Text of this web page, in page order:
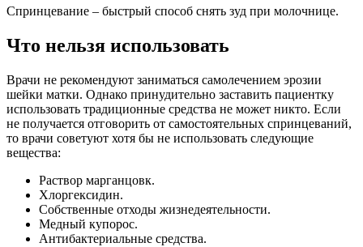
Спринцевание – быстрый способ снять зуд при молочнице.
Что нельзя использовать
Врачи не рекомендуют заниматься самолечением эрозии
шейки матки. Однако принудительно заставить пациентку
использовать традиционные средства не может никто. Если
не получается отговорить от самостоятельных спринцеваний,
то врачи советуют хотя бы не использовать следующие
вещества:
Раствор марганцовк.
Хлоргексидин.
Собственные отходы жизнедеятельности.
Медный купорос.
Антибактериальные средства.